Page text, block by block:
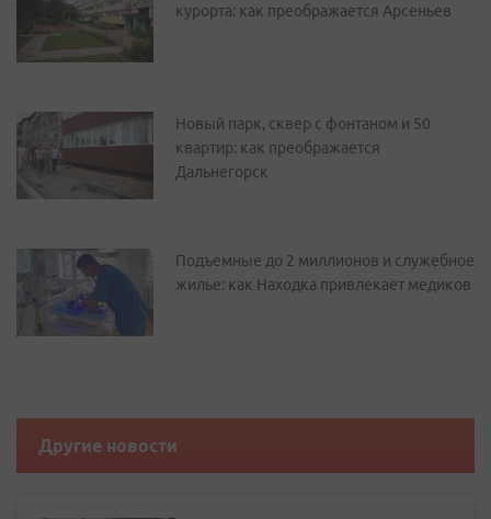
курорта: как преображается Арсеньев
Новый парк, сквер с фонтаном и 50
квартир: как преображается
Дальнегорск
Подъемные до 2 миллионов и служебное
жилье: как Находка привлекает медиков
Другие новости